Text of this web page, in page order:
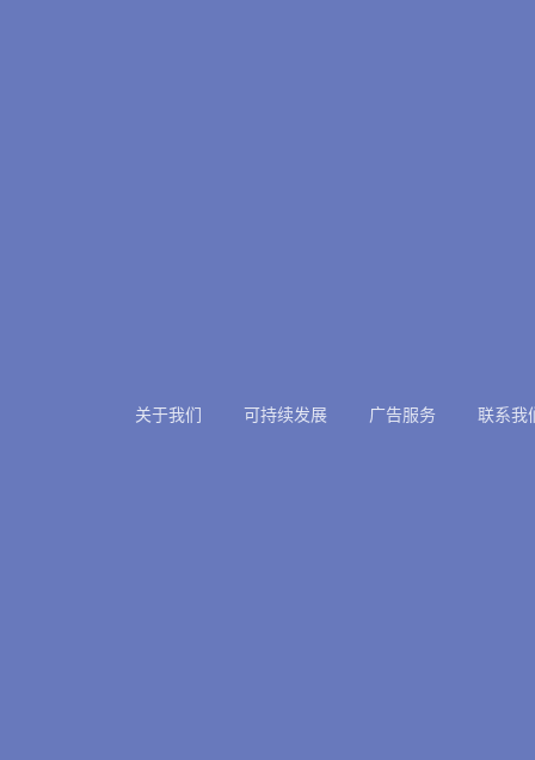
关于我们 可持续发展 广告服务 联系我